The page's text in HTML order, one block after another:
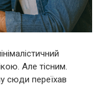
Але тісним.
сюди переїхав